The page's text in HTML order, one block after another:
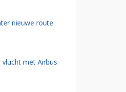
nieuwe route
met Airbus